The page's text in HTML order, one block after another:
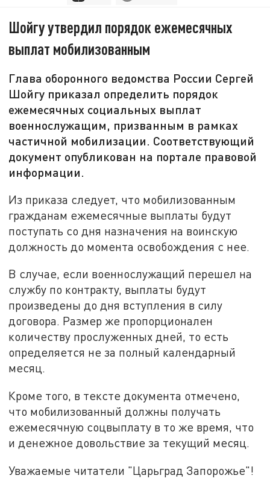
Шойгу утвердил порядок ежемесячных
выплат мобилизованным
Глава оборонного ведомства России Сергей
Шойгу приказал определить порядок
ежемесячных социальных выплат
военнослужащим, призванным в рамках
частичной мобилизации. Соответствующий
документ опубликован на портале правовой
информации.
Из приказа следует, что мобилизованным
гражданам ежемесячные выплаты будут
поступать со дня назначения на воинскую
должность до момента освобождения с нее.
В случае, если военнослужащий перешел на
службу по контракту, выплаты будут
произведены до дня вступления в силу
договора. Размер же пропорционален
количеству прослуженных дней, то есть
определяется не за полный календарный
месяц.
Кроме того, в тексте документа отмечено,
что мобилизованный должны получать
ежемесячную соцвыплату в то же время, что
и денежное довольствие за текущий месяц.
Уважаемые читатели "Царьград Запорожье"!